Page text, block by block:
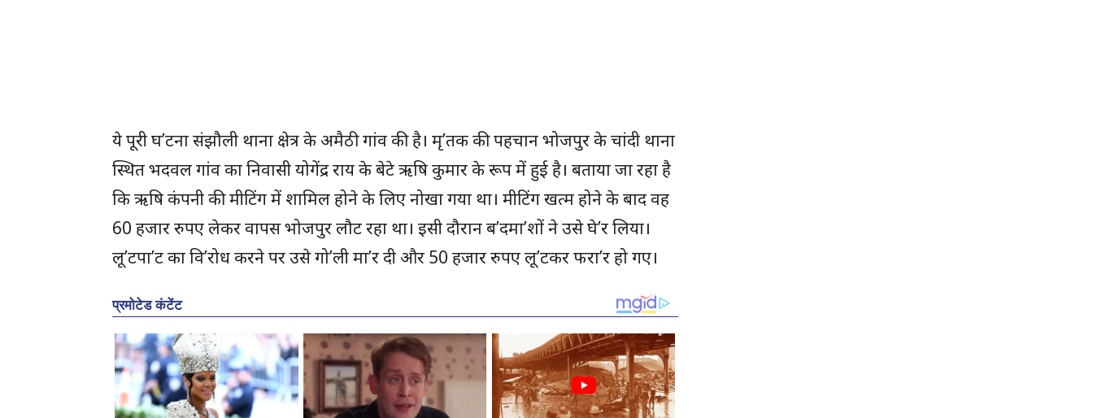
ये पूरी घ’टना संझौली थाना क्षेत्र के अमैठी गांव की है। मृ’तक की पहचान भोजपुर के चांदी थाना
स्थित भदवल गांव का निवासी योगेंद्र राय के बेटे ऋषि कुमार के रूप में हुई है। बताया जा रहा है
कि ऋषि कंपनी की मीटिंग में शामिल होने के लिए नोखा गया था। मीटिंग खत्म होने के बाद वह
60 हजार रुपए लेकर वापस भोजपुर लौट रहा था। इसी दौरान ब’दमा’शों ने उसे घे’र लिया।
लू’टपा’ट का वि’रोध करने पर उसे गो’ली मा’र दी और 50 हजार रुपए लू’टकर फरा’र हो गए।